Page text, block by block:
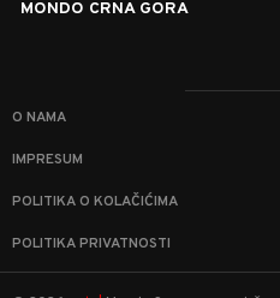
MONDO CRNA GORA
O NAMA
IMPRESUM
POLITIKA O KOLAČIĆIMA
POLITIKA PRIVATNOSTI